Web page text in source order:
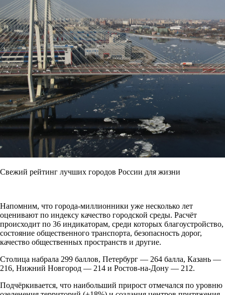
Свежий рейтинг лучших городов России для жизни
Напомним, что города-миллионники уже несколько лет
оценивают по индексу качество городской среды. Расчёт
происходит по 36 индикаторам, среди которых благоустройство,
состояние общественного транспорта, безопасность дорог,
качество общественных пространств и другие.
Столица набрала 299 баллов, Петербург — 264 балла, Казань —
216, Нижний Новгород — 214 и Ростов-на-Дону — 212.
Подчёркивается, что наибольший прирост отмечался по уровню